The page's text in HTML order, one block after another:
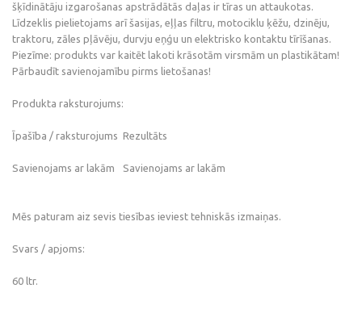
šķīdinātāju izgarošanas apstrādātās daļas ir tīras un attaukotas.
Līdzeklis pielietojams arī šasijas, eļļas filtru, motociklu ķēžu, dzinēju,
traktoru, zāles pļāvēju, durvju eņģu un elektrisko kontaktu tīrīšanas.
Piezīme: produkts var kaitēt lakoti krāsotām virsmām un plastikātam!
Pārbaudīt savienojamību pirms lietošanas!
Produkta raksturojums:
Īpašība / raksturojums Rezultāts
Savienojams ar lakām Savienojams ar lakām
Mēs paturam aiz sevis tiesības ieviest tehniskās izmaiņas.
Svars / apjoms:
60 ltr.